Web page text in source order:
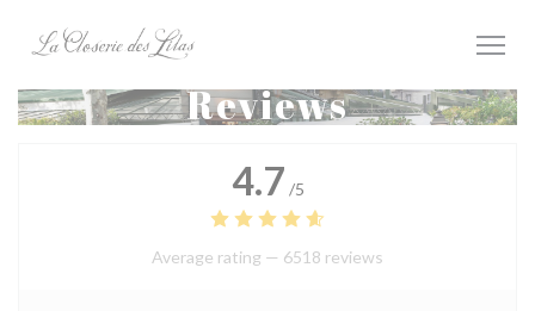
Reviews
4.7 /5
Average rating — 6518 reviews